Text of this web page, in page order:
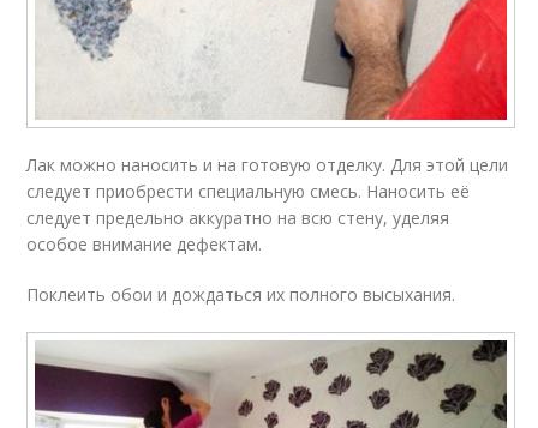
Лак можно наносить и на готовую отделку. Для этой цели
следует приобрести специальную смесь. Наносить её
следует предельно аккуратно на всю стену, уделяя
особое внимание дефектам.
Поклеить обои и дождаться их полного высыхания.